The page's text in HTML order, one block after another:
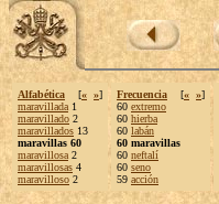
Alfabética [« »]
maravillada 1
maravillado 2
maravillados 13
maravillas 60
maravillosa 2
maravillosas 4
maravilloso 2
Frecuencia [« »]
60 extremo
60 hierba
60 labán
60 maravillas
60 neftalí
60 seno
59 acción